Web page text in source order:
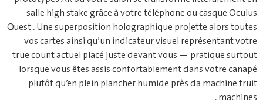
salle high stake grâce à votre téléphone ou casque Oculus
Quest . Une superposition holographique projette alors toutes
vos cartes ainsi qu’un indicateur visuel représentant votre
true count actuel placé juste devant vous — pratique surtout
lorsque vous êtes assis confortablement dans votre canapé
plutôt qu’en plein plancher humide près da machine fruit
machines .